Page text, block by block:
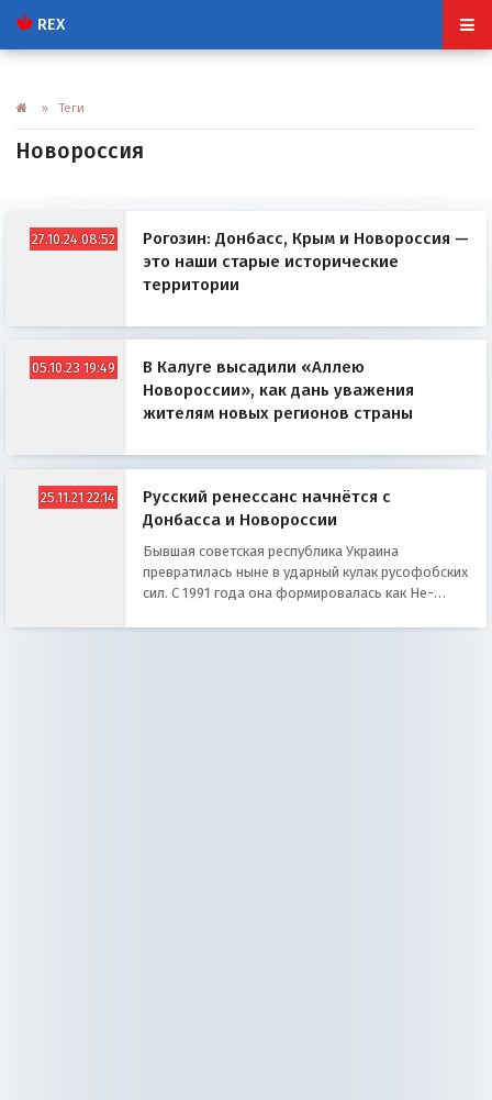
REX
» Теги
Новороссия
27.10.24 08:52
Рогозин: Донбасс, Крым и Новороссия —
это наши старые исторические
территории
05.10.23 19:49
В Калуге высадили «Аллею
Новороссии», как дань уважения
жителям новых регионов страны
25.11.21 22:14
Русский ренессанс начнётся с
Донбасса и Новороссии
Бывшая советская республика Украина
превратилась ныне в ударный кулак русофобских
сил. С 1991 года она формировалась как Не-